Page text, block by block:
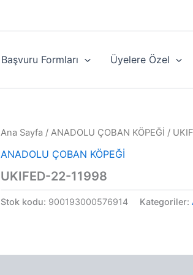
Başvuru Formları Üyelere Özel
Ana Sayfa / ANADOLU ÇOBAN KÖPEĞİ /
ANADOLU ÇOBAN KÖPEĞİ
UKIFED-22-11998
Stok kodu: 900193000576914 Kategoriler: